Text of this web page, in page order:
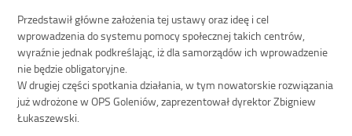
Przedstawił główne założenia tej ustawy oraz ideę i cel
wprowadzenia do systemu pomocy społecznej takich centrów,
wyraźnie jednak podkreślając, iż dla samorządów ich wprowadzenie
nie będzie obligatoryjne.
W drugiej części spotkania działania, w tym nowatorskie rozwiązania
już wdrożone w OPS Goleniów, zaprezentował dyrektor Zbigniew
Łukaszewski.